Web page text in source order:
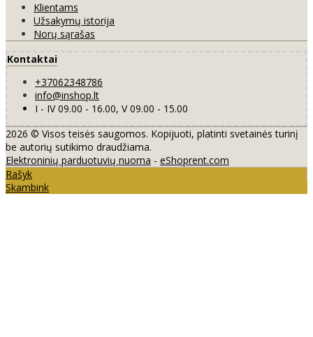
Klientams
Užsakymų istorija
Norų sąrašas
Kontaktai
+37062348786
info@inshop.lt
I - IV 09.00 - 16.00, V 09.00 - 15.00
2026 © Visos teisės saugomos. Kopijuoti, platinti svetainės turinį
be autorių sutikimo draudžiama.
Elektroninių parduotuvių nuoma - eShoprent.com
Rašyk
Skambink